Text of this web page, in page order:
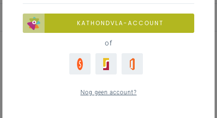
Blog
De toekomst van de EU
KATHONDVLA-ACCOUNT
of
Nog geen account?